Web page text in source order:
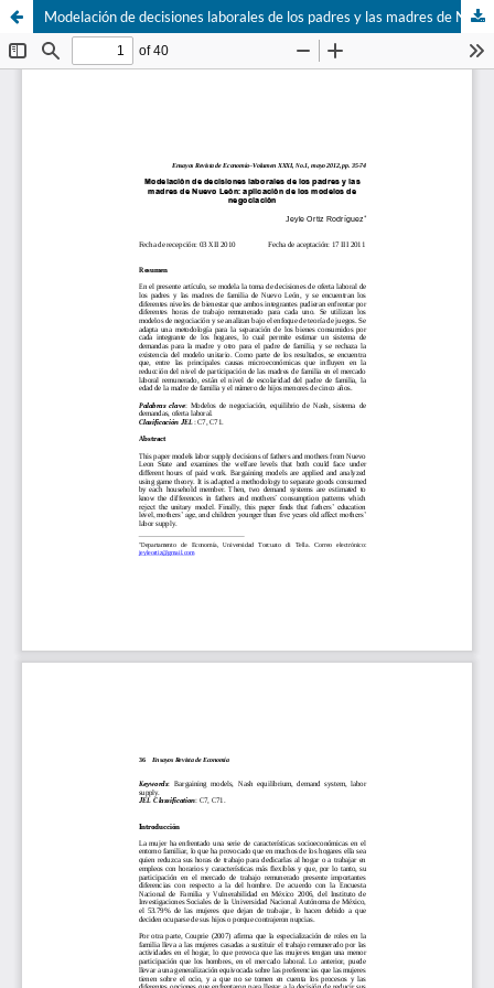
Modelación de decisiones laborales de los padres y las madres de Nuevo León: aplicación de los modelos de negociación